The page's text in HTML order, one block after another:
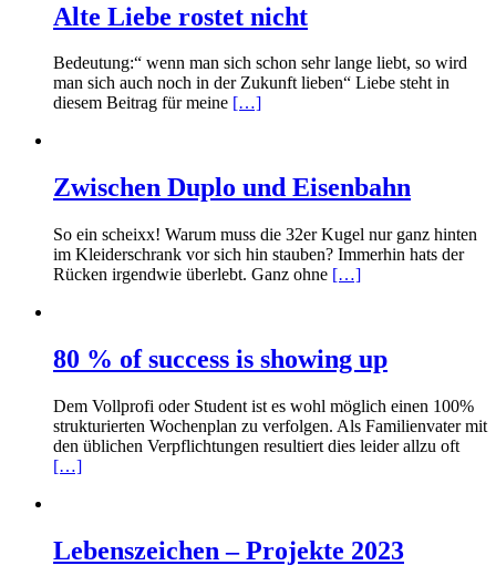
Alte Liebe rostet nicht
Bedeutung:“ wenn man sich schon sehr lange liebt, so wird
man sich auch noch in der Zukunft lieben“ Liebe steht in
diesem Beitrag für meine […]
Zwischen Duplo und Eisenbahn
So ein scheixx! Warum muss die 32er Kugel nur ganz hinten
im Kleiderschrank vor sich hin stauben? Immerhin hats der
Rücken irgendwie überlebt. Ganz ohne […]
80 % of success is showing up
Dem Vollprofi oder Student ist es wohl möglich einen 100%
strukturierten Wochenplan zu verfolgen. Als Familienvater mit
den üblichen Verpflichtungen resultiert dies leider allzu oft
[…]
Lebenszeichen – Projekte 2023